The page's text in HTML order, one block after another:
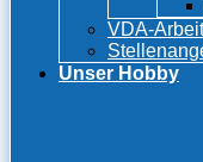
VDA-
Unser Hobby